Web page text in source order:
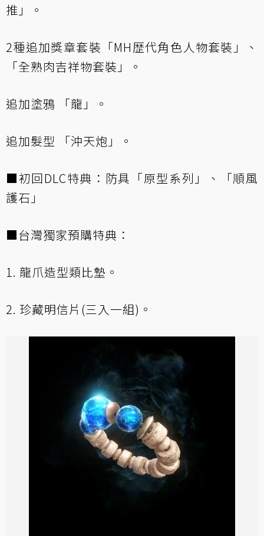
推」。
2種追加獎章套裝「MH歴代角色人物套裝」、
「全熟肉吉祥物套裝」。
追加塗鴉 「龍」。
追加髮型 「沖天炮」。
■初回DLC特典：防具「原型系列」、「順風
護石」
■台灣獨家預購特典：
1. 龍爪造型類比墊。
2. 珍藏明信片(三入一組)。